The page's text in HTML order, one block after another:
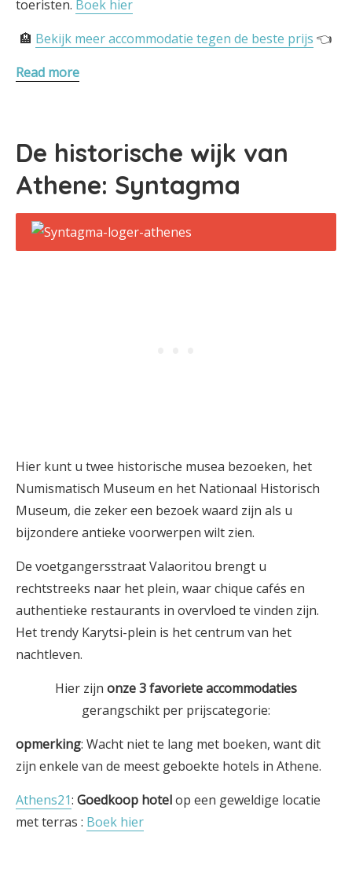
toeristen. Boek hier
🏨 Bekijk meer accommodatie tegen de beste prijs 👈
Read more
De historische wijk van
Athene: Syntagma
Hier kunt u twee historische musea bezoeken, het
Numismatisch Museum en het Nationaal Historisch
Museum, die zeker een bezoek waard zijn als u
bijzondere antieke voorwerpen wilt zien.
De voetgangersstraat Valaoritou brengt u
rechtstreeks naar het plein, waar chique cafés en
authentieke restaurants in overvloed te vinden zijn.
Het trendy Karytsi-plein is het centrum van het
nachtleven.
Hier zijn onze 3favorieteaccommodaties
gerangschikt per prijscategorie:
opmerking: Wacht niet te lang met boeken, want dit
zijn enkele van de meest geboekte hotels in Athene.
Athens21: Goedkoop hotelop een geweldige locatie
met terras : Boek hier